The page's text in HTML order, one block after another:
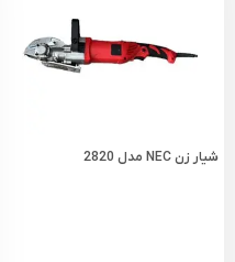
شیار زن NEC مدل 2820